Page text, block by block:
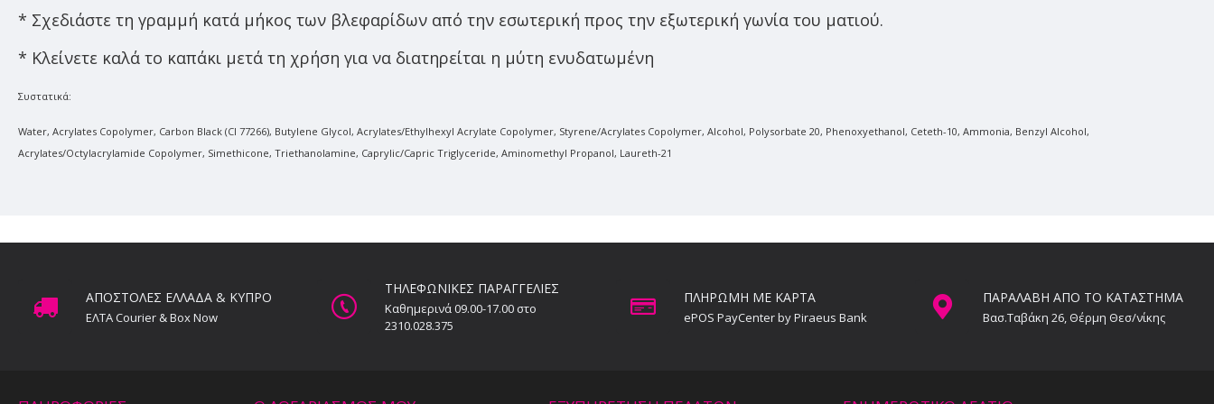
* Σχεδιάστε τη γραμμή κατά μήκος των βλεφαρίδων από την εσωτερική προς την εξωτερική γωνία του ματιού.
* Κλείνετε καλά το καπάκι μετά τη χρήση για να διατηρείται η μύτη ενυδατωμένη
Συστατικά:
Water, Acrylates Copolymer, Carbon Black (CI 77266), Butylene Glycol, Acrylates/Ethylhexyl Acrylate Copolymer, Styrene/Acrylates Copolymer, Alcohol, Polysorbate 20, Phenoxyethanol, Ceteth-10, Ammonia, Benzyl Alcohol,
Acrylates/Octylacrylamide Copolymer, Simethicone, Triethanolamine, Caprylic/Capric Triglyceride, Aminomethyl Propanol, Laureth-21
ΑΠΟΣΤΟΛΕΣ ΕΛΛΑΔΑ & ΚΥΠΡΟ
ΕΛΤΑ Courier & Box Now
ΤΗΛΕΦΩΝΙΚΕΣ ΠΑΡΑΓΓΕΛΙΕΣ
Καθημερινά 09.00-17.00 στο
2310.028.375
ΠΛΗΡΩΜΗ ΜΕ ΚΑΡΤΑ
ePOS PayCenter by Piraeus Bank
ΠΑΡΑΛΑΒΗ ΑΠΟ ΤΟ ΚΑΤΑΣΤΗΜΑ
Βασ.Ταβάκη 26, Θέρμη Θεσ/νίκης